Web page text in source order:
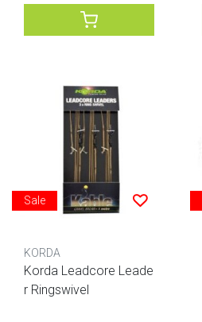
Sale
KORDA
Korda Leadcore Leade
r Ringswivel